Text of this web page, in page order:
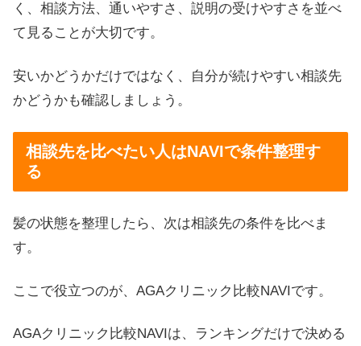
く、相談方法、通いやすさ、説明の受けやすさを並べ
て見ることが大切です。
安いかどうかだけではなく、自分が続けやすい相談先
かどうかも確認しましょう。
相談先を比べたい人はNAVIで条件整理す
る
髪の状態を整理したら、次は相談先の条件を比べま
す。
ここで役立つのが、AGAクリニック比較NAVIです。
AGAクリニック比較NAVIは、ランキングだけで決める